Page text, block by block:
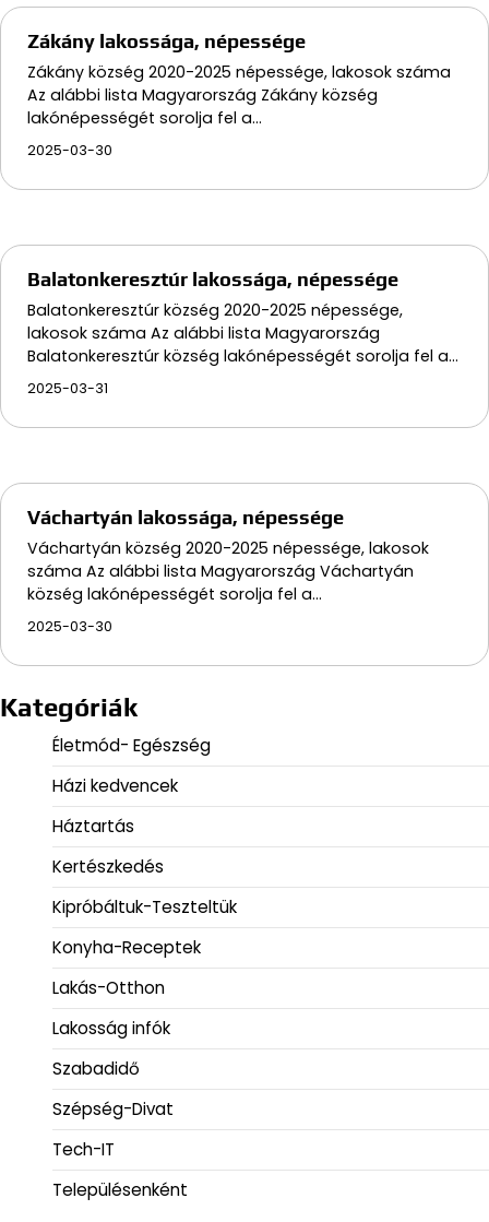
Zákány lakossága, népessége
Zákány község 2020-2025 népessége, lakosok száma
Az alábbi lista Magyarország Zákány község
lakónépességét sorolja fel a…
2025-03-30
Balatonkeresztúr lakossága, népessége
Balatonkeresztúr község 2020-2025 népessége,
lakosok száma Az alábbi lista Magyarország
Balatonkeresztúr község lakónépességét sorolja fel a…
2025-03-31
Váchartyán lakossága, népessége
Váchartyán község 2020-2025 népessége, lakosok
száma Az alábbi lista Magyarország Váchartyán
község lakónépességét sorolja fel a…
2025-03-30
Kategóriák
Életmód- Egészség
Házi kedvencek
Háztartás
Kertészkedés
Kipróbáltuk-Teszteltük
Konyha-Receptek
Lakás-Otthon
Lakosság infók
Szabadidő
Szépség-Divat
Tech-IT
Településenként